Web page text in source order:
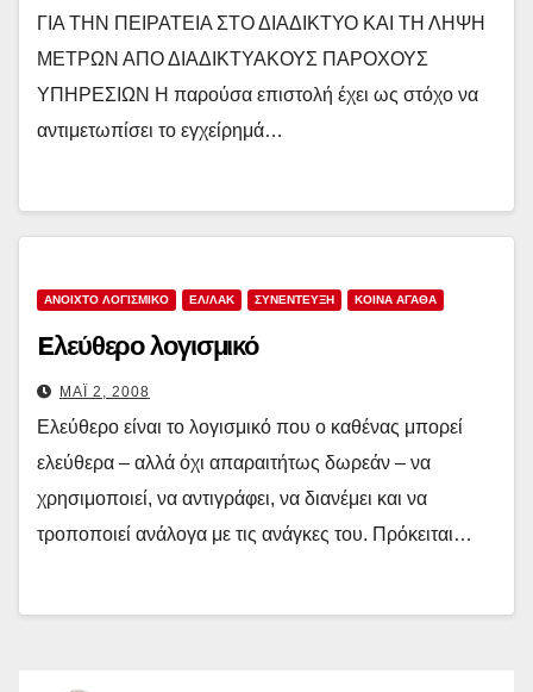
ΓΙΑ ΤΗΝ ΠΕΙΡΑΤΕΙΑ ΣΤΟ ΔΙΑΔΙΚΤΥΟ ΚΑΙ ΤΗ ΛΗΨΗ
ΜΕΤΡΩΝ ΑΠΟ ΔΙΑΔΙΚΤΥΑΚΟΥΣ ΠΑΡΟΧΟΥΣ
ΥΠΗΡΕΣΙΩΝ Η παρούσα επιστολή έχει ως στόχο να
αντιμετωπίσει το εγχείρημά…
ΑΝΟΙΧΤΟ ΛΟΓΙΣΜΙΚΟ ΕΛ/ΛΑΚ ΣΥΝΕΝΤΕΥΞΗ ΚΟΙΝΑ ΑΓΑΘΑ
Eλεύθερο λογισμικό
ΜΆΙ 2, 2008
Ελεύθερο είναι το λογισμικό που ο καθένας μπορεί
ελεύθερα – αλλά όχι απαραιτήτως δωρεάν – να
χρησιμοποιεί, να αντιγράφει, να διανέμει και να
τροποποιεί ανάλογα με τις ανάγκες του. Πρόκειται…